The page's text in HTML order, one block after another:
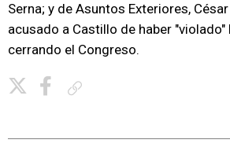
Serna; y de Asuntos Exteriores,
acusado a Castillo de haber
cerrando el Congreso.